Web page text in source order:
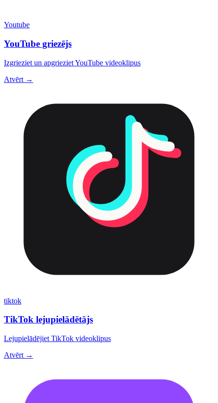
Youtube
YouTube griezējs
Izgrieziet un apgrieziet YouTube videoklipus
Atvērt →
tiktok
TikTok lejupielādētājs
Lejupielādējiet TikTok videoklipus
Atvērt →